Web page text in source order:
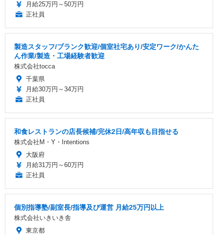
月給25万円～50万円
正社員
製造スタッフ/ブランク歓迎/個室社宅あり/安定ワーク/かんた
ん作業/製造・工場経験者歓迎
株式会社tocca
千葉県
月給30万円～34万円
正社員
和食レストランの店長候補/完休2日/高年収も目指せる
株式会社M・Y・Intentions
大阪府
月給31万円～60万円
正社員
個別指導塾/副室長/指導及び運営 月給25万円以上
株式会社いきいき舎
東京都